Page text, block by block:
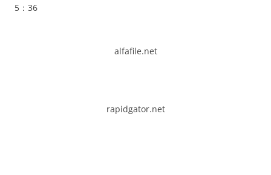
5：36
alfafile.net
rapidgator.net